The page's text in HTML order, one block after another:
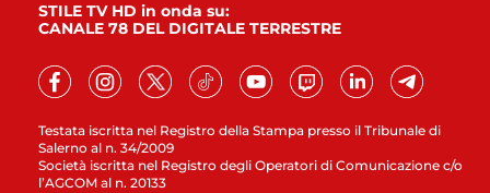
Testata iscritta nel Registro della Stampa presso il Tribunale di
Salerno al n. 34/2009
Società iscritta nel Registro degli Operatori di Comunicazione c/o
l’AGCOM al n. 20133
STILE TV HD in onda su:
CANALE 78 DEL DIGITALE TERRESTRE